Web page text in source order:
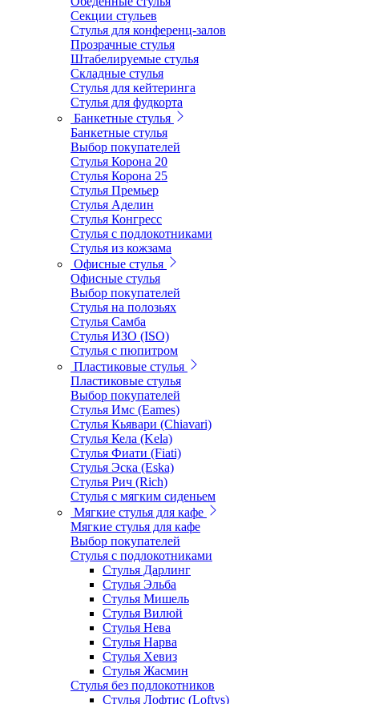
Секции стульев
Стулья для конференц-залов
Прозрачные стулья
Штабелируемые стулья
Складные стулья
Стулья для кейтеринга
Стулья для фудкорта
Банкетные стулья
Банкетные стулья
Выбор покупателей
Стулья Корона 20
Стулья Корона 25
Стулья Премьер
Стулья Аделин
Стулья Конгресс
Стулья с подлокотниками
Стулья из кожзама
Офисные стулья
Офисные стулья
Выбор покупателей
Стулья на полозьях
Стулья Самба
Стулья ИЗО (ISO)
Стулья с пюпитром
Пластиковые стулья
Пластиковые стулья
Выбор покупателей
Стулья Имс (Eames)
Стулья Кьявари (Chiavari)
Стулья Кела (Kela)
Стулья Фиати (Fiati)
Стулья Эска (Eska)
Стулья Рич (Rich)
Стулья с мягким сиденьем
Мягкие стулья для кафе
Мягкие стулья для кафе
Выбор покупателей
Стулья с подлокотниками
Стулья Дарлинг
Стулья Эльба
Стулья Мишель
Стулья Вилюй
Стулья Нева
Стулья Нарва
Стулья Хевиз
Стулья Жасмин
Стулья без подлокотников
Стулья Лофтис (Loftys)